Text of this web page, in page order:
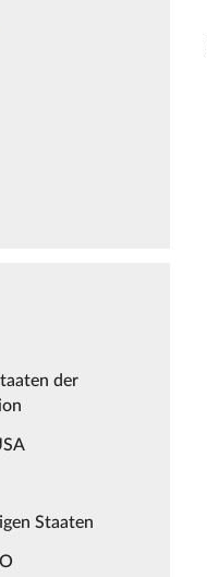
der
Staaten